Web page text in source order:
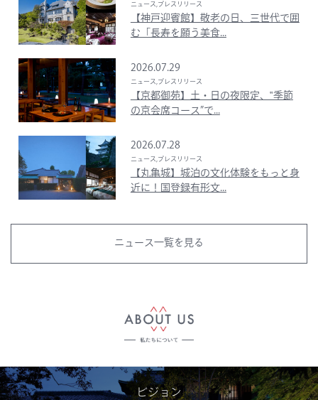
ニュース,プレスリリース
【神戸迎賓館】敬老の日、三世代で囲
む「長寿を願う美食...
2026.07.29
ニュース,プレスリリース
【京都御苑】土・日の夜限定、‟季節
の京会席コース”で...
2026.07.28
ニュース,プレスリリース
【丸亀城】城泊の文化体験をもっと身
近に！国登録有形文...
ニュース一覧を見る
ビジョン